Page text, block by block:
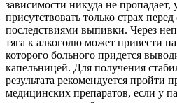
зависимости никуда не пропадает,
присутствовать только страх
последствиями выпивки. Через
тяга к алкоголю может привести
которого больного придется
капельницей. Для получения
результата рекомендуется пройти
медицинских препаратов, если у